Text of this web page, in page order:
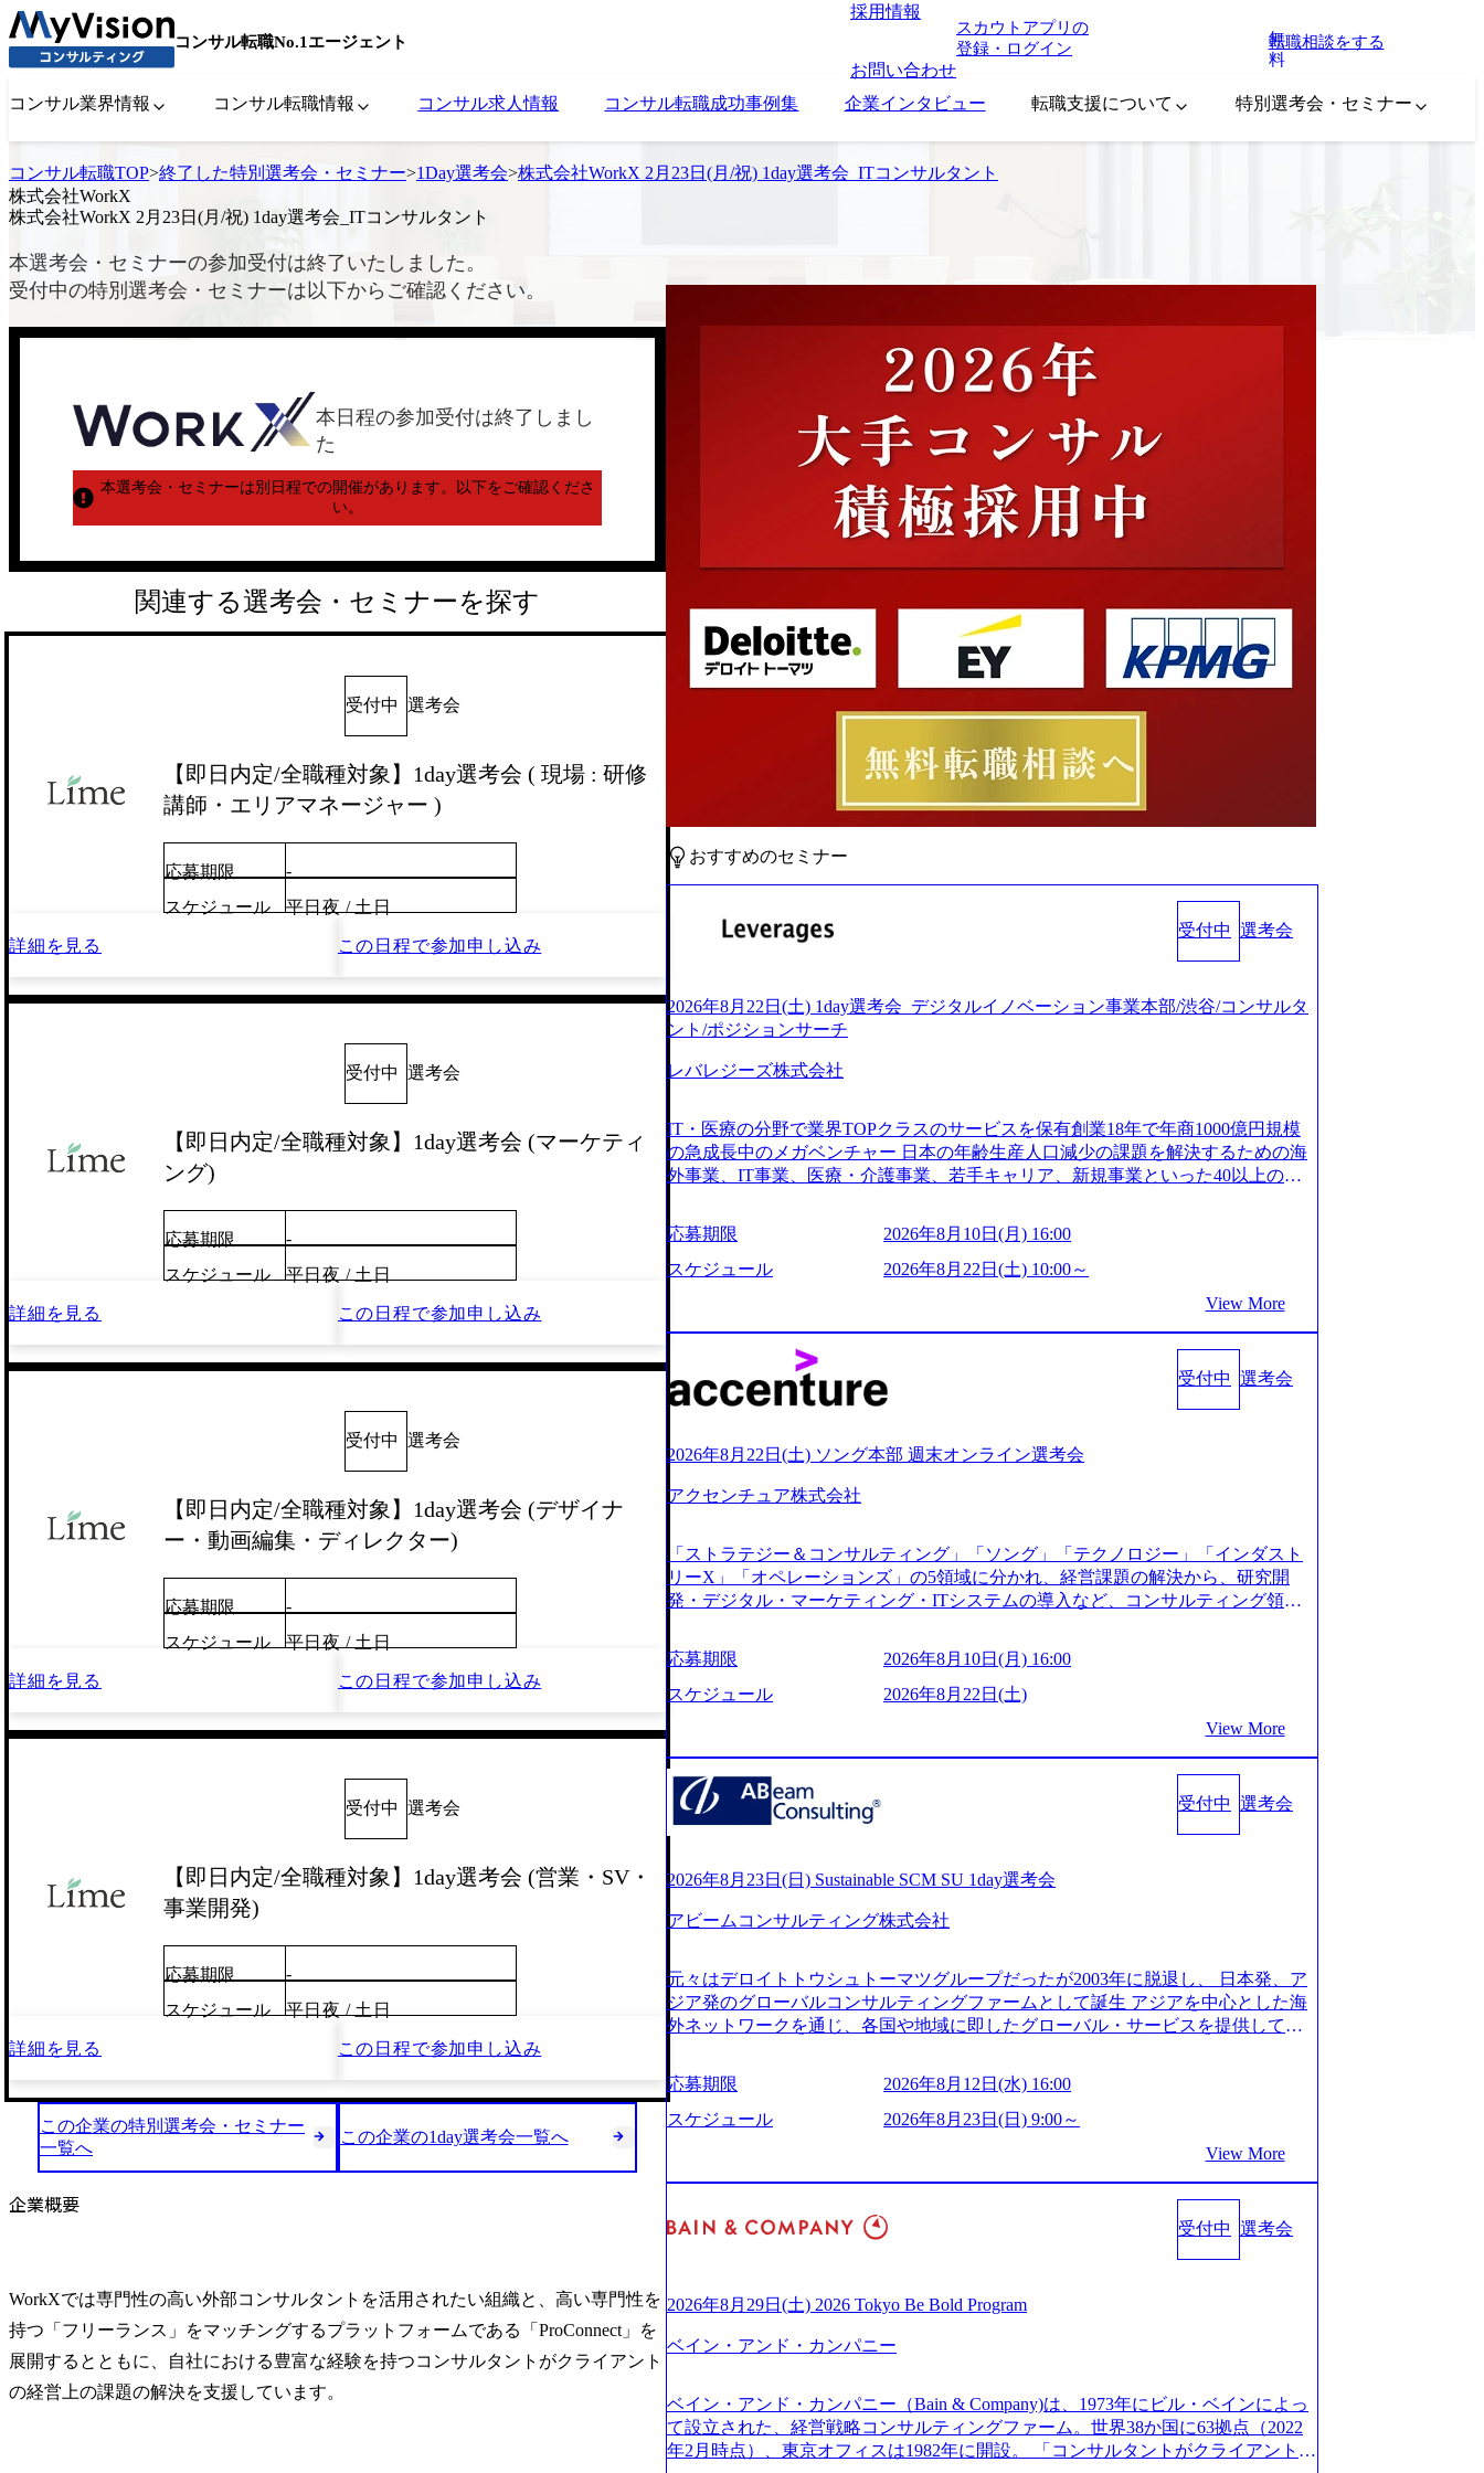
コンサル転職No.1エージェント
採用情報
お問い合わせ
スカウトアプリの
登録・ログイン
無
料
転職相談をする
コンサル業界情報 コンサル転職情報 コンサル求人情報 コンサル転職成功事例集 企業インタビュー 転職支援について 特別選考会・セミナー
コンサル転職TOP>終了した特別選考会・セミナー>1Day選考会>株式会社WorkX 2月23日(月/祝) 1day選考会_ITコンサルタント
株式会社WorkX
株式会社WorkX 2月23日(月/祝) 1day選考会_ITコンサルタント
本選考会・セミナーの参加受付は終了いたしました。
受付中の特別選考会・セミナーは以下からご確認ください。
本日程の参加受付は終了しまし
た
本選考会・セミナーは別日程での開催があります。
以下をご確認くださ
い。
関連する選考会・セミナーを探す
受付中 選考会
【即日内定/全職種対象】1day選考会 ( 現場 : 研修
講師・エリアマネージャー )
応募期限
-
スケジュール
平日夜 / 土日
詳細を見る この日程で参加申し込み
受付中 選考会
【即日内定/全職種対象】1day選考会 (マーケティ
ング)
応募期限
-
スケジュール
平日夜 / 土日
詳細を見る この日程で参加申し込み
受付中 選考会
【即日内定/全職種対象】1day選考会 (デザイナ
ー・動画編集・ディレクター)
応募期限
-
スケジュール
平日夜 / 土日
詳細を見る この日程で参加申し込み
受付中 選考会
【即日内定/全職種対象】1day選考会 (営業・SV・
事業開発)
応募期限
-
スケジュール
平日夜 / 土日
詳細を見る この日程で参加申し込み
この企業の特別選考会・セミナー
一覧へ
この企業の1day選考会一覧へ
企業概要
WorkXでは専門性の高い外部コンサルタントを活用されたい組織と、高い専門性を
持つ「フリーランス」をマッチングするプラットフォームである「ProConnect」を
展開するとともに、自社における豊富な経験を持つコンサルタントがクライアント
の経営上の課題の解決を支援しています。
おすすめのセミナー
受付中 選考会
2026年8月22日(土) 1day選考会_デジタルイノベーション事業本部/渋谷/コンサルタ
ント/ポジションサーチ
レバレジーズ株式会社
IT・医療の分野で業界TOPクラスのサービスを保有創業18年で年商1000億円規模
の急成長中のメガベンチャー 日本の年齢生産人口減少の課題を解決するための海
外事業、IT事業、医療・介護事業、若手キャリア、新規事業といった40以上の事
どの人員調達できる 独立資本経営をとっており、事業創造の自由度が高い https://st
orage.googleapis.com/our-vision-production.appspot.com/public/images/20240925162633_7
242d0de-3e54-4f03-b076-00318d5c0dff_1200x644.webp レバレジーズ株式会社 会社説
ng-xiang-ke) 「働く人」「事業・サービス」「カルチャー」など、レバレジーズの
リアルを取り上げています！ (https://melev.leverages.jp/) レバレジーズグローバル、
大分県より「外国人留学生等受入環境整備事業委託業務」を受託 (https://prtimes.jp/
main/html/rd/p/000000612.000010591.html) レバレジーズ、モチベーション管理システ
ム「NALYSYS」リリース (https://prtimes.jp/main/html/rd/p/000000622.000010591.html)
レジーズで活躍するメンバー紹介！〜 管理職種編 〜 (https://www.youtube.com/watc
s://www.youtube.com/watch?v=XJ7Eam0onXA) 創業以来黒字を維持し、急成長中であ
に1兆円を目指す日本にもなかなかないメガベンチャー。創業から黒字経営。年間
130%成長 https://storage.googleapis.com/our-vision-production.appspot.com/public/images/
20251030164405_5c527843-d227-4df8-b86c-5587f843fdf6_1200x471.webp https://storage.
googleapis.com/our-vision-production.appspot.com/public/images/20251030164946_dc0888
上もの新規事業を立ち上げているため様々な業界を経験することが可能 社内転職
かする「オールインハウス」型の組織体。社内スカウトや社内公募制度を用いて
主体的かつ柔軟なキャリア形成が可能。 https://storage.googleapis.com/our-vision-prod
88_1200x698.webp ## 働き方／WLB／待遇 内装8億円超のかっこいいオフィスがあ
り、 働き甲斐のあるランキング、新卒注目ランキング受賞歴多数 あえての未上場
であり株主からの圧力がないため事業創造の自由度が高く、赤字事業でも投資し
て長期的な成長を若手に任せられる環境 対面でのコミュニケーションメリットを
年間データ、エンジニア組織） 2026年8月22日(土) 10:00～最長16:00 2026年8月10
ていただきます。ご了承ください。 ● 当日の流れ 受付 → 会社説明会 → 面接(会社
別に当日の面接案内をお送りいたします。 ※通常の選考フローと異なり、事前に
適性検査をご受検いただきます。 ● 詳細 デジタルイノベーション事業部でのポジ
ションサーチになります。 ご経験やスキル、そして適性や志向性に合わせて、以
サルタント＞ Webアプリケーション、SaaS系の領域において、大手・ベンチャ
ー・スタートアップ企業に対する課題解決支援を行います。 直近の案件では、大
メント支援までを一気通貫で担当しています。 生成AIなどの最新技術とシステム
を活用し、顧客の業務革新と効率化の実現に貢献します。 ＜PL/PM＞ 顧客の要望
を深くヒアリングし、企画構想からアジャイル開発による開発支援までを一気通
貫で推進していただきます。 プロジェクト提案・推進の中核として、企画・要件
す。 ＜SE＞ 参画いただく案件はプライム案件メインです。 要件定義～設計～開
画当初はご経験に応じたフェーズからご担当いただき、当社の社員が業務面をサ
ただきます。 課題選定から顧客への企画提案、そして実行までを一気通貫で支援
していただきます。 アジャイル開発を通じて顧客の要望や提案を柔軟に取り入れ
ながら改善サイクルを回すため、ご自身の提案がサービスに直接反映されやす
応募期限
2026年8月10日(月) 16:00
スケジュール
2026年8月22日(土) 10:00～
View More
受付中 選考会
2026年8月22日(土) ソング本部 週末オンライン選考会
アクセンチュア株式会社
「ストラテジー＆コンサルティング」「ソング」「テクノロジー」「インダスト
リーX」「オペレーションズ」の5領域に分かれ、経営課題の解決から、研究開
発・デジタル・マーケティング・ITシステムの導入など、コンサルティング領域
ファームである あらゆる産業において非常に良質な顧客基盤を築いており、Fortu
ne Global 500社の80％以上の企業をクライアントとして抱えている 手掛けたプロ
ジェクトは「ファーストリテイリングにおけるグローバル化」「資生堂グループ
ンサルティング活動のみならず、2021年にはKDDIと合弁会社「ARISE analytics」
を設立し、人工知能とデータアナリティクス技術で新たなイノベーションを創出
する活動や、デジタル人材育成の支援も盛んに行う 採用資料 (https://www.accentur
e.com/content/dam/accenture/final/accenture-com/document-2/Accenture-Recruiting-Brochur
e.pdf#zoom=50) 女性の活躍について (https://www.accenture.com/content/dam/accenture/f
ログ (https://www.accenture.com/jp-ja/blogs/japan-careers-blog) 江川社長が語る「105点
理由【コンサル業界俯瞰マップ】 (https://diamond.jp/articles/-/346218) 大手広告代理
e/detail/45446) エンジニアからコンサルタントへ。会社に入って、何が変わった？
(https://www.businessinsider.jp/post-288838) プラダ：ラグジュアリー製品のパーソナ
ライゼーション (https://www.accenture.com/jp-ja/case-studies/song/prada-luxury-product-c
ustomization) 大正製薬：ITカーブアウト支援 (https://www.accenture.com/jp-ja/case-stud
ンク：初のオンライン開催「SoftBank World 2020」でマーケ＆営業のDX実現 (http
s://www.accenture.com/jp-ja/case-studies/communications-media/softbank)（通信） 経済産
業省：事業者の申請手続きを電子化する「保安ネット」を構築。省庁DXの先進事
例を実現 (https://www.accenture.com/jp-ja/case-studies/public-service/meti-industry-safety-
ps://www.accenture.com/jp-ja/case-studies/consumer-goods-services/calbee)（消費財・サ
ービス） 世界49カ国に約73万人以上（2024年5月時点）の社員を擁し、世界120以
上の国の企業を顧客に売上641億ドルを誇る 日本では2.3万人以上の従業員を擁し
ている、売上・従業員数共にこの8年間で4倍近くの成長を遂げていることから、
今後も高い成長が見込まれる 多くの技術者を抱えており、アビームコンサルティ
ングに続いて日本国内2番目にSAP認定コンサルタント制度の有資格者数が多く、
引き留めを受けずに移動が可能である（異動者は年間約1,000名） 残業時間や有休
取得率など約10項目を数値化することで、実行前後で離職率を半減させることに
成功した 18時以降の会議を原則禁止としているほか、在宅勤務制度の全社展開、
応募期限
2026年8月10日(月) 16:00
スケジュール
2026年8月22日(土)
View More
受付中 選考会
2026年8月23日(日) Sustainable SCM SU 1day選考会
アビームコンサルティング株式会社
元々はデロイトトウシュトーマツグループだったが2003年に脱退し、 日本発、ア
ジア発のグローバルコンサルティングファームとして誕生 アジアを中心とした海
外ネットワークを通じ、各国や地域に即したグローバル・サービスを提供してい
ンドメッセージに掲げ、企業や組織の変革を通じて社会や産業の課題を解決し、
未来のありたい姿を実現するとともに、クライアント変革の確実な実現と社会的
価値及び経済的価値の追求にも貢献 NECとの戦略的資本提携も実現して、現在は
グなどの専門知識と、豊富な経験を持つ約6,000名を超えるプロフェッショナルを
有する 金融、製造、流通、エネルギー、情報通信、公共事業など幅広い分野をク
ライアントとしている SAP領域においては日本市場No.1を誇り、全世界で6,400件
以上、日本国内で企業最多の5,399件のSAP認定コンサルタント資格を取得してい
る また、日本国内企業として最多の3,200件のSAP S/4HANA®認定コンサルタント
を基に独自の方法論やテンプレートを開発し、それらを活用してお客様に最適なS
uction.appspot.com/public/images/20240925132728_996dc8f2-7d54-42b9-a7ae-8c532c52d3
nt/dam/abeam/jp/ja/about/company/ABeamConsultingCompanyProfile_jpn_4.pdf) 『SAP A
WARD OF EXCELLENCE 2024』において優秀賞「プロジェクト・アワード」を受
賞 (https://prtimes.jp/main/html/rd/p/000000010.000123981.html) アビームコンサルティ
ング、社員の健康改善を支援 食事・睡眠など可視化 (https://www.nikkan.co.jp/articl
応募期限
2026年8月12日(水) 16:00
スケジュール
2026年8月23日(日) 9:00～
View More
受付中 選考会
2026年8月29日(土) 2026 Tokyo Be Bold Program
ベイン・アンド・カンパニー
ベイン・アンド・カンパニー（Bain & Company)は、1973年にビル・ベインによっ
て設立された、経営戦略コンサルティングファーム。世界38か国に63拠点（2022
年2月時点）、東京オフィスは1982年に開設。 「コンサルタントがクライアントに